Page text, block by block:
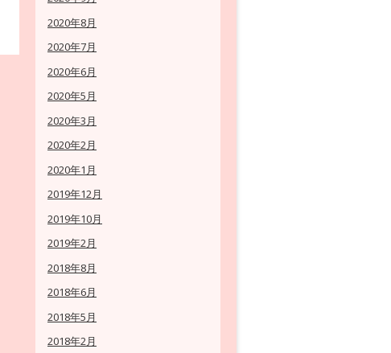
2020年8月
2020年7月
2020年6月
2020年5月
2020年3月
2020年2月
2020年1月
2019年12月
2019年10月
2019年2月
2018年8月
2018年6月
2018年5月
2018年2月